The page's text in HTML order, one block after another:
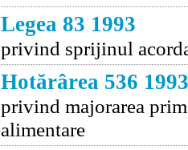
Legea 83 1993
privind sprijinul
Hotărârea 536 1993
privind majorarea
alimentare